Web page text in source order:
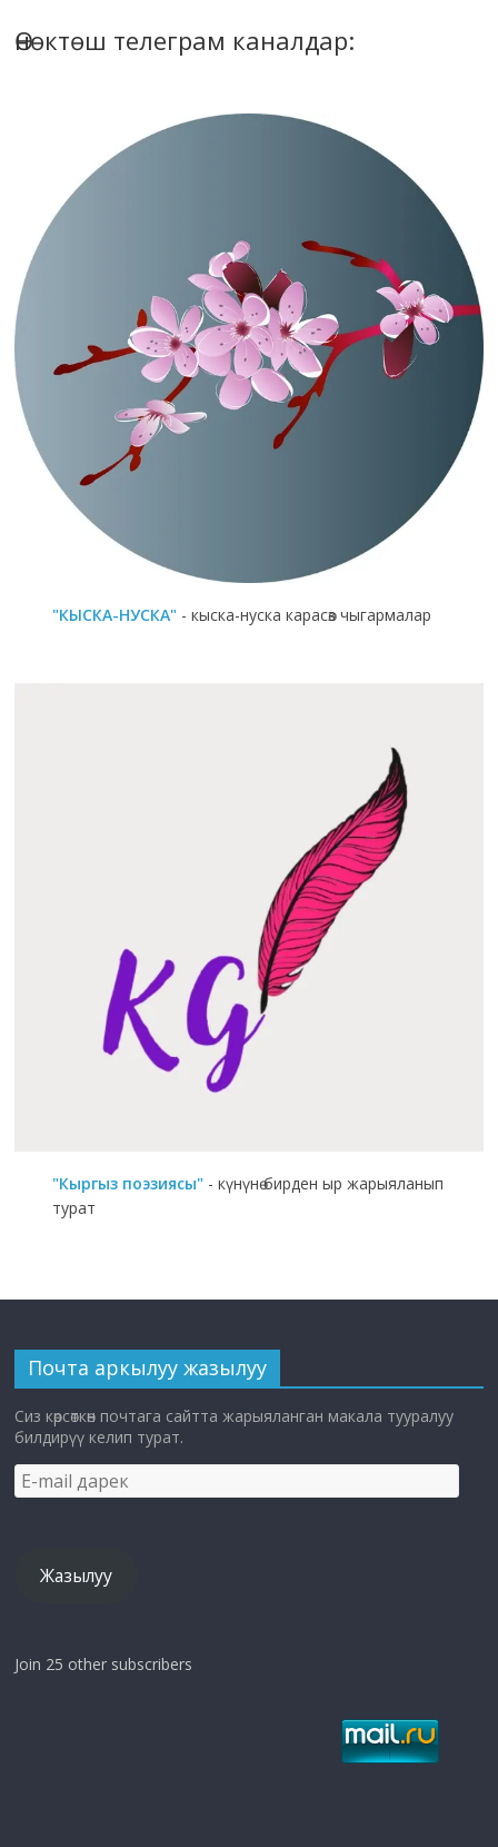
Өнөктөш телеграм каналдар:
"КЫСКА-НУСКА" - кыска-нуска карасөз чыгармалар
"Кыргыз поэзиясы" - күнүнө бирден ыр жарыяланып
турат
Почта аркылуу жазылуу
Сиз көрсөткөн почтага сайтта жарыяланган макала тууралуу
билдирүү келип турат.
E-
mail
Жазылуу
Join 25 other subscribers